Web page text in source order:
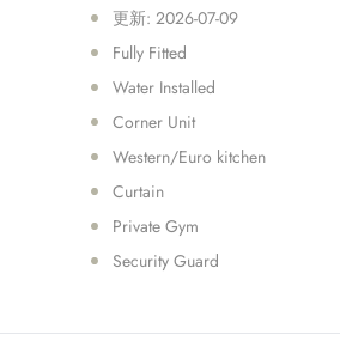
更新: 2026-07-09
Fully Fitted
Water Installed
Corner Unit
Western/Euro kitchen
Curtain
Private Gym
Security Guard